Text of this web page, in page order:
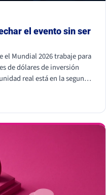
el evento sin ser
el Mundial 2026 trabaje para
de dólares de inversión
real está en la segunda
usar los símbolos